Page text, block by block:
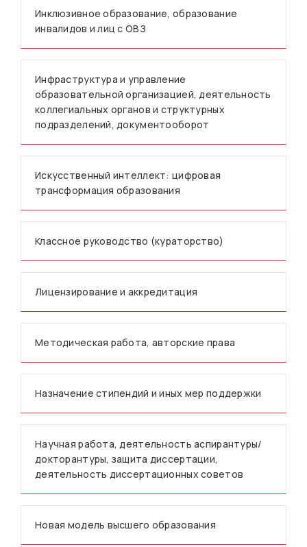
Инклюзивное образование, образование
инвалидов и лиц с ОВЗ
Инфраструктура и управление
образовательной организацией, деятельность
коллегиальных органов и структурных
подразделений, документооборот
Искусственный интеллект: цифровая
трансформация образования
Классное руководство (кураторство)
Лицензирование и аккредитация
Методическая работа, авторские права
Назначение стипендий и иных мер поддержки
Научная работа, деятельность аспирантуры/
докторантуры, защита диссертации,
деятельность диссертационных советов
Новая модель высшего образования